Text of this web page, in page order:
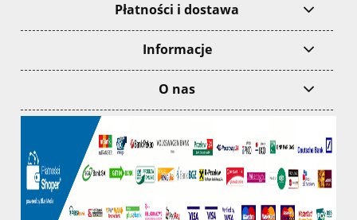
Płatności i dostawa
Informacje
O nas